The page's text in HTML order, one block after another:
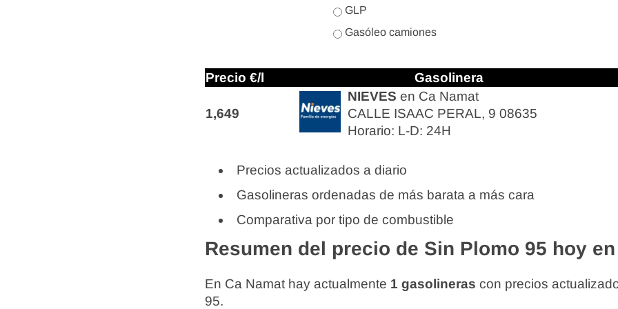
GLP
Gasóleo camiones
Precio €/l Gasolinera
1,649
NIEVES en Ca Namat
CALLE ISAAC PERAL, 9 08635
Horario: L-D: 24H
Precios actualizados a diario
Gasolineras ordenadas de más barata a más cara
Comparativa por tipo de combustible
Resumen del precio de Sin Plomo 95 hoy
En Ca Namat hay actualmente 1 gasolineras con precios
95.